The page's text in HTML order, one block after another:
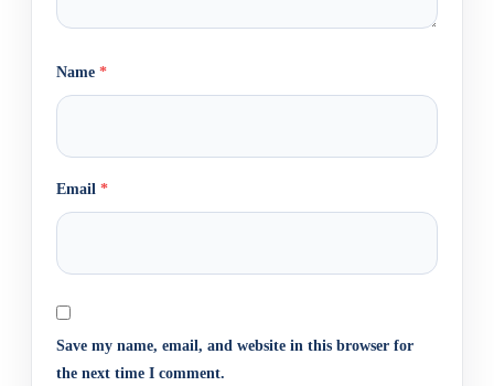
Name *
Email *
Save my name, email, and website in this browser for
the next time I comment.